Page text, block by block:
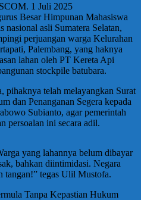
1 Juli 2025
Besar Himpunan Mahasiswa
asli Sumatera Selatan,
perjuangan warga Kelurahan
Palembang, yang haknya
lahan oleh PT Kereta Api
stockpile batubara.
pihaknya telah melayangkan Surat
dan Penanganan Segera kepada
Subianto, agar pemerintah
persoalan ini secara adil.
yang lahannya belum dibayar
bahkan diintimidasi. Negara
tangan!” tegas Ulil Mustofa.
Tanpa Kepastian Hukum